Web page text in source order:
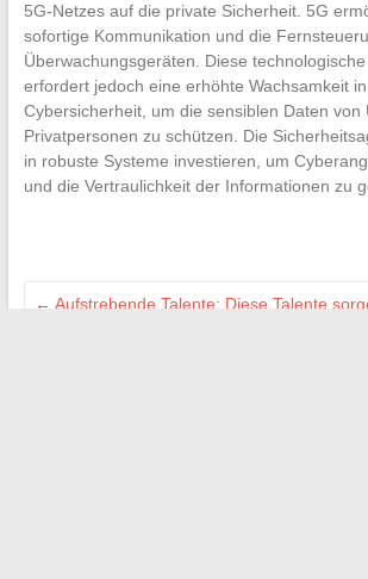
5G-Netzes auf die private Sicherheit. 5G
sofortige Kommunikation und die
Überwachungsgeräten. Diese
erfordert jedoch eine erhöhte Wachsamkeit
Cybersicherheit, um die sensiblen Daten von
Privatpersonen zu schützen. Die
in robuste Systeme investieren, um
und die Vertraulichkeit der Informationen zu
← Aufstrebende Talente: Diese Talente